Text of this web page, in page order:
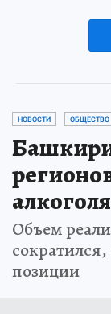
НОВОСТИ ОБЩЕСТВО
алкоголя
Объем
позиции